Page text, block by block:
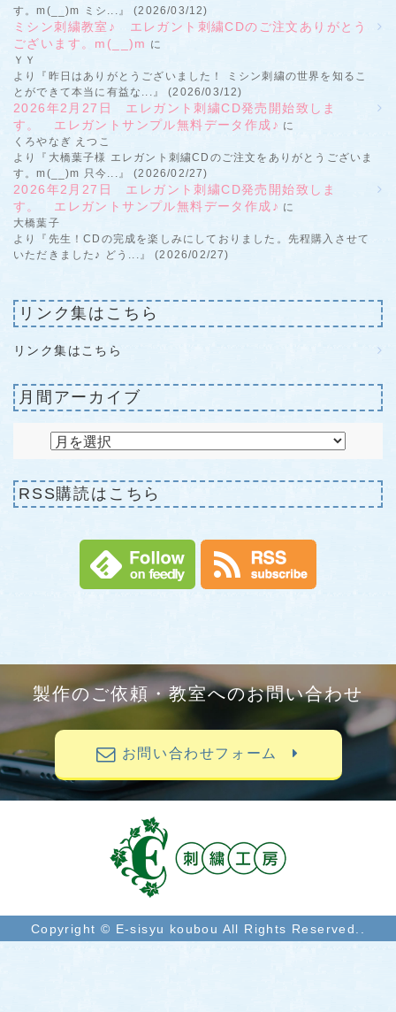
す。m(__)m ミシ...』 (2026/03/12)
ミシン刺繍教室♪ エレガント刺繍CDのご注文ありがとう
ございます。m(__)m に
ＹＹ
より『昨日はありがとうございました！ ミシン刺繍の世界を知るこ
とができて本当に有益な...』 (2026/03/12)
2026年2月27日 エレガント刺繍CD発売開始致しま
す。 エレガントサンプル無料データ作成♪ に
くろやなぎ えつこ
より『大橋葉子様 エレガント刺繍CDのご注文をありがとうございま
す。m(__)m 只今...』 (2026/02/27)
2026年2月27日 エレガント刺繍CD発売開始致しま
す。 エレガントサンプル無料データ作成♪ に
大橋葉子
より『先生！CDの完成を楽しみにしておりました。先程購入させて
いただきました♪ どう...』 (2026/02/27)
リンク集はこちら
リンク集はこちら
月間アーカイブ
RSS購読はこちら
製作のご依頼・教室へのお問い合わせ
お問い合わせフォーム
Copyright © E-sisyu koubou All Rights Reserved..